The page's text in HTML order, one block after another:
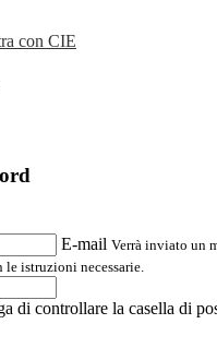
con CIE
E-mail Verrà inviato un
istruzioni necessarie.
di controllare la casella di